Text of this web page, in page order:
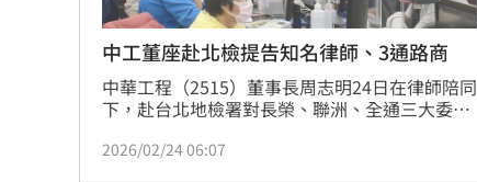
中工董座赴北檢提告知名律師、3通路商
中華工程（2515）董事長周志明24日在律師陪同
下，赴台北地檢署對長榮、聯洲、全通三大委託
告涉嫌違反證交法內線交易罪及操縱股價。律師
2026/02/24 06:07